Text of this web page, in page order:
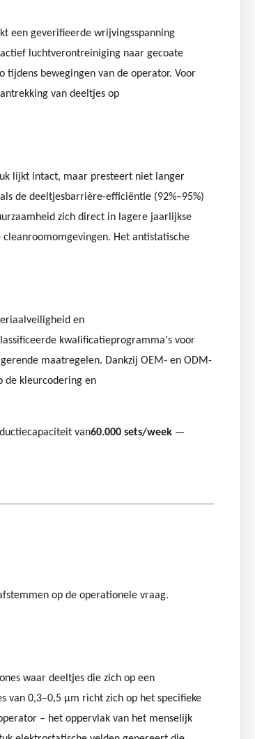
een geverifieerde wrijvingsspanning
luchtverontreiniging naar gecoate
tijdens bewegingen van de operator. Voor
van deeltjes op
lijkt intact, maar presteert niet langer
de deeltjesbarrière-efficiëntie (92%–95%)
zich direct in lagere jaarlijkse
Het antistatische
en
kwalificatieprogramma's voor
maatregelen. Dankzij OEM- en ODM-
de kleurcodering en
van60.000 sets/week —
op de operationele vraag.
waar deeltjes die zich op een
van 0,3–0,5 μm richt zich op het specifieke
– het oppervlak van het menselijk